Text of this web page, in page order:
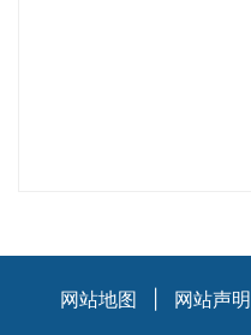
网站地图 网站声明